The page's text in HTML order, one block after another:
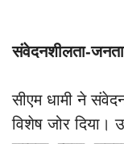
संवेदनशीलता-
सीएम धामी ने
विशेष जोर दिया।